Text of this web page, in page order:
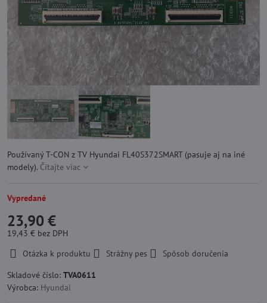
Používaný T-CON z TV Hyundai FL40S372SMART (pasuje aj na iné
modely). Čítajte viac
Vypredané
23,90 €
19,43 € bez DPH
Otázka k produktu
Strážny pes
Spôsob doručenia
Skladové číslo: TVA0611
Výrobca: Hyundai